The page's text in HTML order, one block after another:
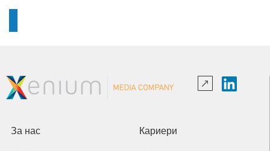
За нас Кариери